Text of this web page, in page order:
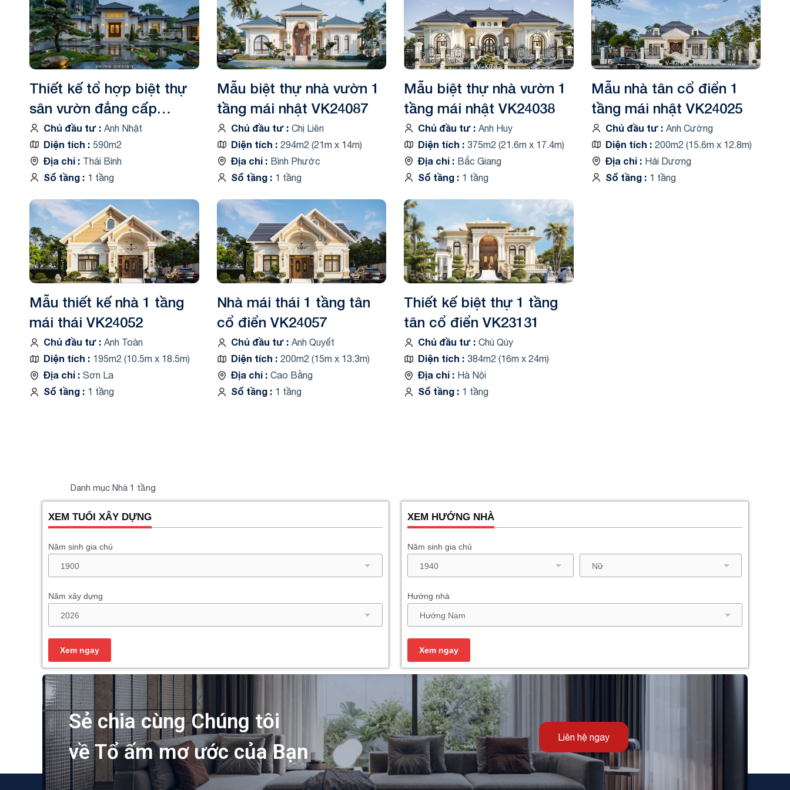
Biệt thự 3 tầng
Biệt thự 4 tầng
Thiết kế tổ hợp biệt thự
sân vườn đẳng cấp
VK26032
Chủ đầu tư Anh Nhật
Diện tích 590m2
Địa chỉ Thái Bình
Số tầng 1 tầng
Mẫu biệt thự nhà vườn 1
tầng mái nhật VK24087
Chủ đầu tư Chị Liên
Diện tích 294m2 (21m x 14m)
Địa chỉ Bình Phước
Số tầng 1 tầng
Mẫu biệt thự nhà vườn 1
tầng mái nhật VK24038
Chủ đầu tư Anh Huy
Diện tích 375m2 (21.6m x 17.4m)
Địa chỉ Bắc Giang
Số tầng 1 tầng
Mẫu nhà tân cổ điển 1
tầng mái nhật VK24025
Chủ đầu tư Anh Cường
Diện tích 200m2 (15.6m x 12.8m)
Địa chỉ Hải Dương
Số tầng 1 tầng
Mẫu thiết kế nhà 1 tầng
mái thái VK24052
Chủ đầu tư Anh Toàn
Diện tích 195m2 (10.5m x 18.5m)
Địa chỉ Sơn La
Số tầng 1 tầng
Nhà mái thái 1 tầng tân
cổ điển VK24057
Chủ đầu tư Anh Quyết
Diện tích 200m2 (15m x 13.3m)
Địa chỉ Cao Bằng
Số tầng 1 tầng
Thiết kế biệt thự 1 tầng
tân cổ điển VK23131
Chủ đầu tư Chú Qúy
Diện tích 384m2 (16m x 24m)
Địa chỉ Hà Nội
Số tầng 1 tầng
Danh mục Nhà 1 tầng
XEM TUỔI XÂY DỰNG
Năm sinh gia chủ
Năm xây dựng
XEM HƯỚNG NHÀ
Năm sinh gia chủ
Hướng nhà
Sẻ chia cùng Chúng tôi
về Tổ ấm mơ ước của Bạn
Liên hệ ngay